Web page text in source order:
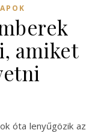
amiket